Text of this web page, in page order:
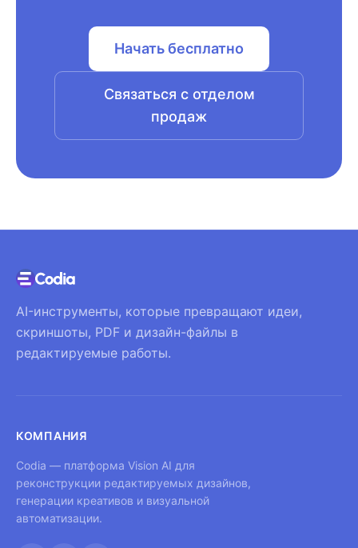
Начать бесплатно
Связаться с отделом
продаж
AI-инструменты, которые превращают идеи,
скриншоты, PDF и дизайн-файлы в
редактируемые работы.
КОМПАНИЯ
Codia — платформа Vision AI для
реконструкции редактируемых дизайнов,
генерации креативов и визуальной
автоматизации.